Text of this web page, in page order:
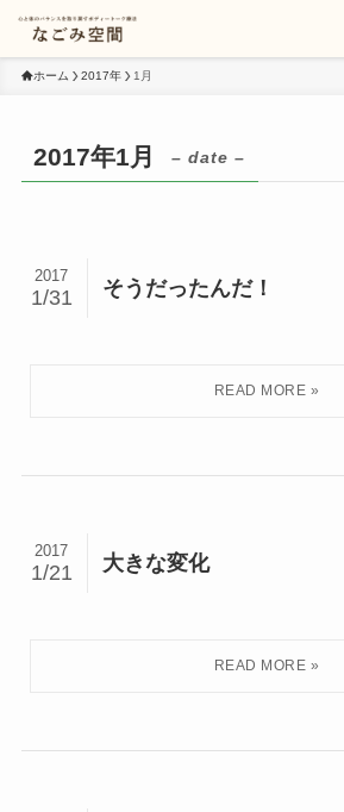
ホーム 2017年 1月
2017年1月 – date –
そうだったんだ！
2017
1/31
大きな変化
2017
1/21